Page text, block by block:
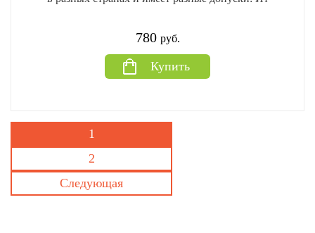
780 руб.
Купить
1
2
Следующая